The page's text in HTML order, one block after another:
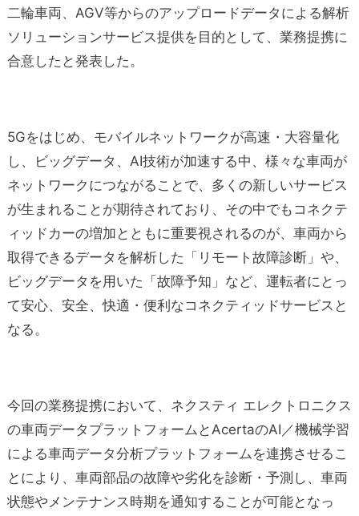
二輪車両、AGV等からのアップロードデータによる解析
ソリューションサービス提供を目的として、業務提携に
合意したと発表した。
5Gをはじめ、モバイルネットワークが高速・大容量化
し、ビッグデータ、AI技術が加速する中、様々な車両が
ネットワークにつながることで、多くの新しいサービス
が生まれることが期待されており、その中でもコネクテ
ィッドカーの増加とともに重要視されるのが、車両から
取得できるデータを解析した「リモート故障診断」や、
ビッグデータを用いた「故障予知」など、運転者にとっ
て安心、安全、快適・便利なコネクティッドサービスと
なる。
今回の業務提携において、ネクスティ エレクトロニクス
の車両データプラットフォームとAcertaのAI／機械学習
による車両データ分析プラットフォームを連携させるこ
とにより、車両部品の故障や劣化を診断・予測し、車両
状態やメンテナンス時期を通知することが可能となっ